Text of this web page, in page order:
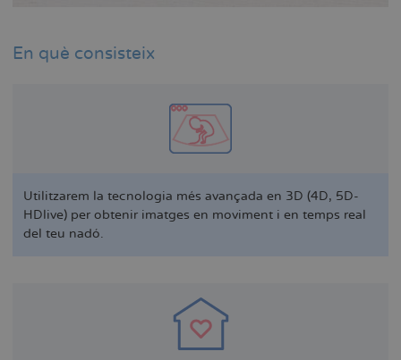
En què consisteix
Utilitzarem la tecnologia més avançada en 3D (4D, 5D-
HDlive) per obtenir imatges en moviment i en temps real
del teu nadó.